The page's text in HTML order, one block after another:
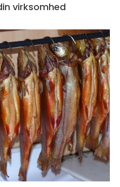
virksomhed